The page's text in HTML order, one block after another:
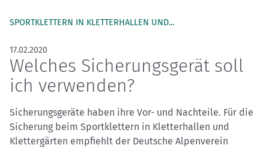
SPORTKLETTERN IN KLETTERHALLEN UND...
17.02.2020
Welches Sicherungsgerät soll
ich verwenden?
Sicherungsgeräte haben ihre Vor- und Nachteile. Für die
Sicherung beim Sportklettern in Kletterhallen und
Klettergärten empfiehlt der Deutsche Alpenverein